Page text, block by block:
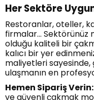
Her Sektöre
Restoranlar, oteller,
firmalar... Sektörünüz
olduğu kaliteli bir
kalıcı bir yer
maliyetleri
ulaşmanın en
Hemen Sipariş Verin:
ve güvenli çakmak